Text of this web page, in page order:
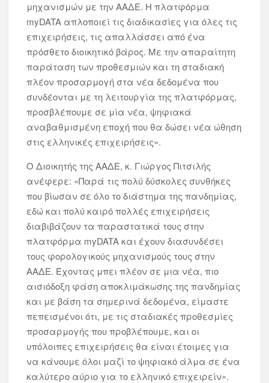
μηχανισμών με την ΑΑΔΕ. Η πλατφόρμα
myDATA απλοποιεί τις διαδικασίες για όλες τις
επιχειρήσεις, τις απαλλάσσει από ένα
πρόσθετο διοικητικό βάρος. Με την απαραίτητη
παράταση των προθεσμιών και τη σταδιακή
πλέον προσαρμογή στα νέα δεδομένα που
συνδέονται με τη λειτουργία της πλατφόρμας,
προσβλέπουμε σε μία νέα, ψηφιακά
αναβαθμισμένη εποχή που θα δώσει νέα ώθηση
στις ελληνικές επιχειρήσεις».
Ο Διοικητής της ΑΑΔΕ, κ. Γιώργος Πιτσιλής
ανέφερε: «Παρά τις πολύ δύσκολες συνθήκες
που βίωσαν σε όλο το διάστημα της πανδημίας,
εδώ και πολύ καιρό πολλές επιχειρήσεις
διαβιβάζουν τα παραστατικά τους στην
πλατφόρμα myDATA και έχουν διασυνδέσει
τους φορολογικούς μηχανισμούς τους στην
ΑΑΔΕ. Έχοντας μπει πλέον σε μια νέα, πιο
αισιόδοξη φάση αποκλιμάκωσης της πανδημίας
και με βάση τα σημερινά δεδομένα, είμαστε
πεπεισμένοι ότι, με τις σταδιακές προθεσμίες
προσαρμογής που προβλέπουμε, και οι
υπόλοιπες επιχειρήσεις θα είναι έτοιμες για
να κάνουμε όλοι μαζί το ψηφιακό άλμα σε ένα
καλύτερο αύριο για το ελληνικό επιχειρείν».